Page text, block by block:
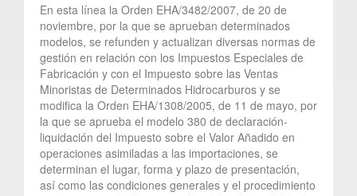
En esta línea la Orden EHA/3482/2007, de 20 de
noviembre, por la que se aprueban determinados
modelos, se refunden y actualizan diversas normas de
gestión en relación con los Impuestos Especiales de
Fabricación y con el Impuesto sobre las Ventas
Minoristas de Determinados Hidrocarburos y se
modifica la Orden EHA/1308/2005, de 11 de mayo, por
la que se aprueba el modelo 380 de declaración-
liquidación del Impuesto sobre el Valor Añadido en
operaciones asimiladas a las importaciones, se
determinan el lugar, forma y plazo de presentación,
así como las condiciones generales y el procedimiento